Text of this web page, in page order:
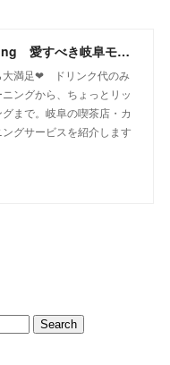
LOVE ❤ Gifu Morning 愛すべき岐阜モーニング♪
大満足❤ ドリンク代のみ
ングから、ちょっとリッ
まで。岐阜の喫茶店・カ
グサービスを紹介します